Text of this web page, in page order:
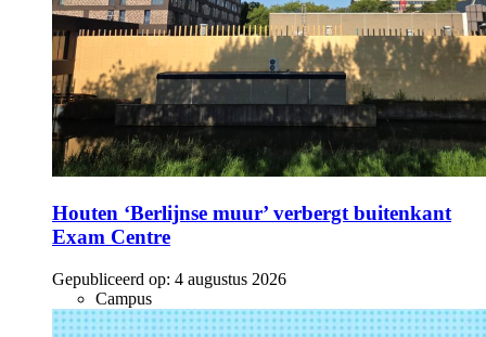
Houten ‘Berlijnse muur’ verbergt buitenkant
Exam Centre
Gepubliceerd op: 4 augustus 2026
Campus